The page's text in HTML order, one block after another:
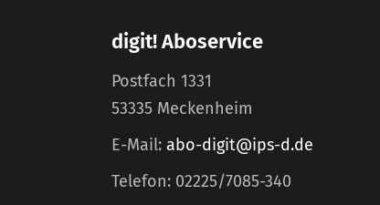
digit! Aboservice
Postfach 1331
53335 Meckenheim
E-Mail: abo-digit@ips-d.de
Telefon: 02225/7085-340